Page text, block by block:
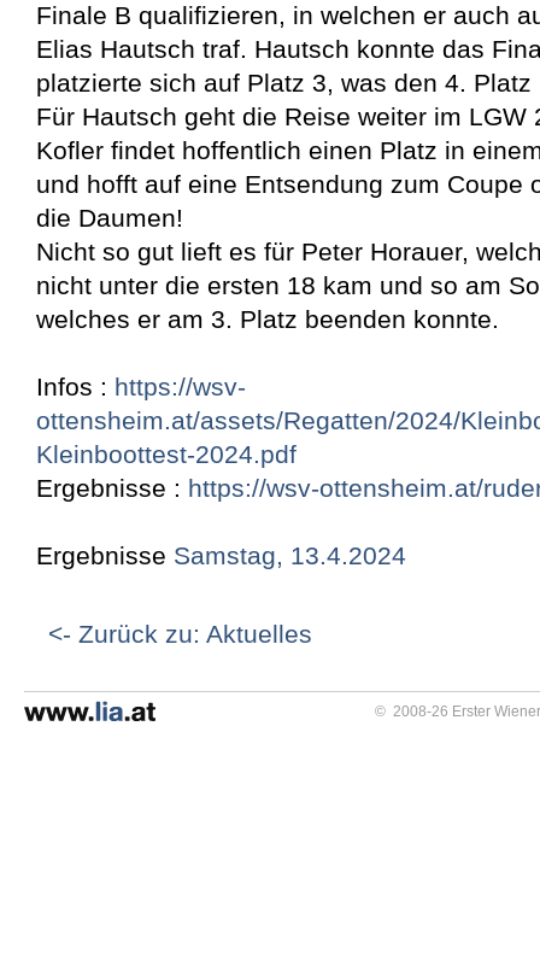
Finale B qualifizieren, in welchen er auch
Elias Hautsch traf. Hautsch konnte das
platzierte sich auf Platz 3, was den 4.
Für Hautsch geht die Reise weiter im LGW
Kofler findet hoffentlich einen Platz in
und hofft auf eine Entsendung zum Coupe
die Daumen!
Nicht so gut lieft es für Peter Horauer,
nicht unter die ersten 18 kam und so am
welches er am 3. Platz beenden konnte.
Infos : https://wsv-
ottensheim.at/assets/Regatten/2024/
Kleinboottest-2024.pdf
Ergebnisse : https://wsv-ottensheim.at/
Ergebnisse Samstag, 13.4.2024
<- Zurück zu: Aktuelles
© 2008-26 Erster